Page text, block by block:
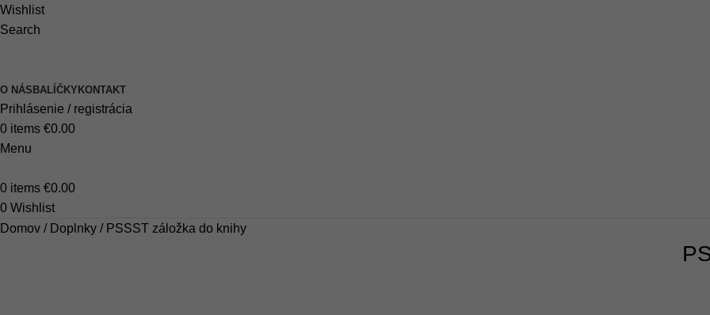
Wishlist
Search
O NÁS BALÍČKY KONTAKT
Prihlásenie / registrácia
0 items €0.00
Menu
0 items €0.00
0 Wishlist
Domov
Doplnky PSSST záložka do knihy